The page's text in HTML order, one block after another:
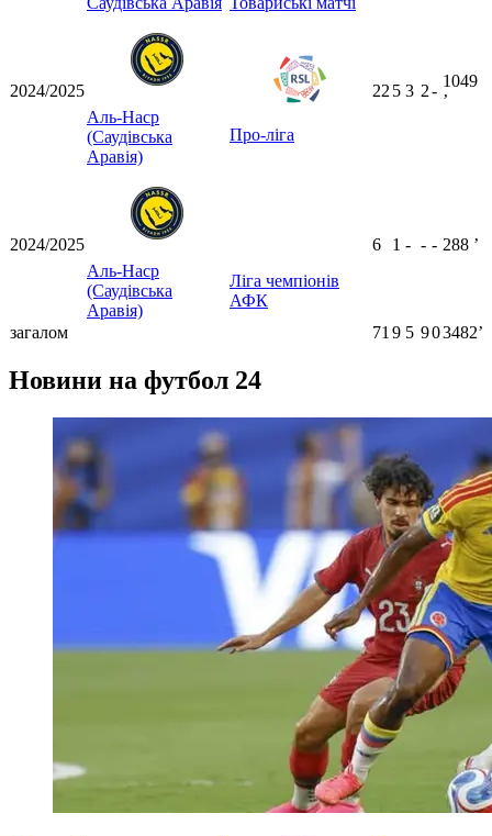
2024/2025
Аль-Наср
(Саудівська
Аравія)
Про-ліга
22 5 3 2-
1049
ʼ
2024/2025
Аль-Наср
(Саудівська
Аравія)
Ліга чемпіонів
АФК
6 1 - - - 288 ʼ
загалом 71 9 5 903482ʼ
Новини на футбол 24